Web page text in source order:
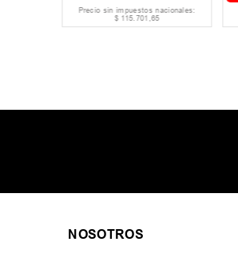
Precio sin impuestos nacionales:
$ 115.701 ,65
NOSOTROS